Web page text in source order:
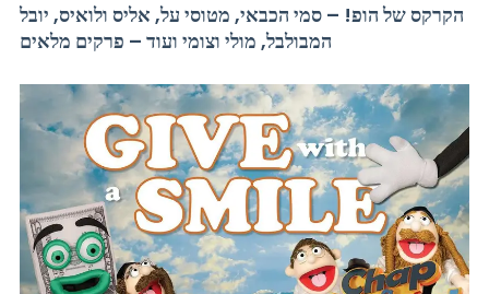
הקרקס של הופ! – סמי הכבאי, מטוסי על, אליס ולואיס, יובל
המבולבל, מולי וצומי ועוד – פרקים מלאים